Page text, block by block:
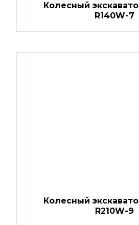
Колесный
R140W-7
Колесный
R210W-9